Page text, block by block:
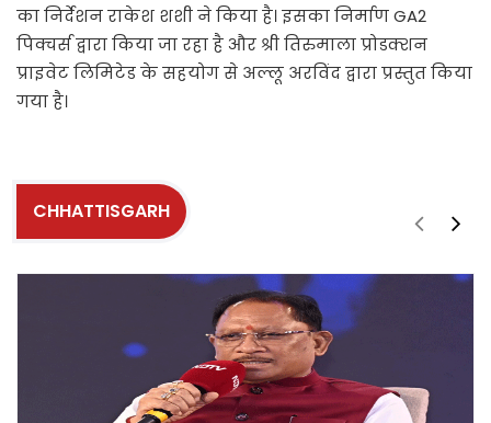
का निर्देशन राकेश शशी ने किया है। इसका निर्माण GA2
पिक्चर्स द्वारा किया जा रहा है और श्री तिरुमाला प्रोडक्शन
प्राइवेट लिमिटेड के सहयोग से अल्लू अरविंद द्वारा प्रस्तुत किया
गया है।
CHHATTISGARH